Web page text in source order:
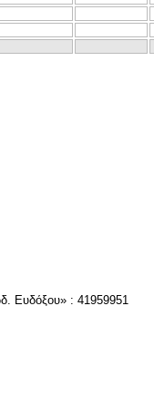
Ευδόξου» : 41959951